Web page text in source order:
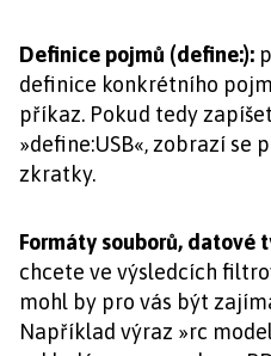
Definice pojmů (define:):
definice konkrétního
příkaz. Pokud tedy
»define:USB«, zobrazí se
zkratky.
Formáty souborů, datové
chcete ve výsledcích
mohl by pro vás být
Například výraz »rc